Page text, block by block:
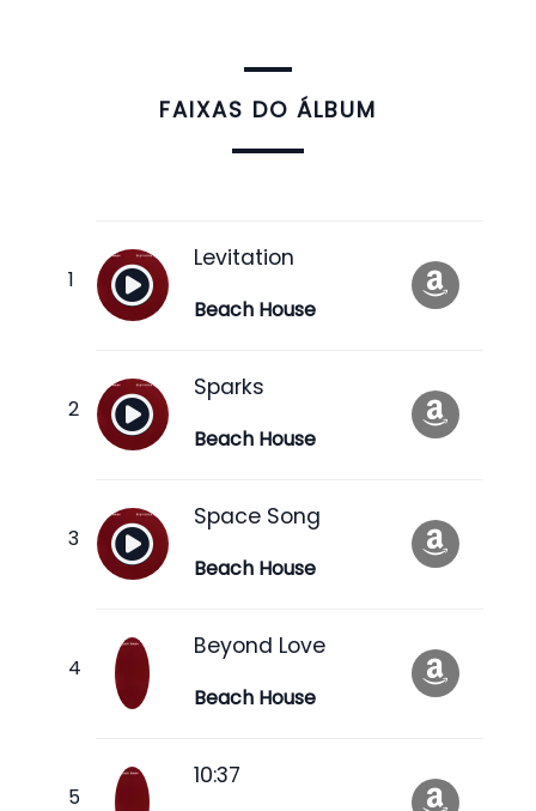
FAIXAS DO ÁLBUM
Levitation
Beach House
Sparks
Beach House
Space Song
Beach House
Beyond Love
Beach House
10:37